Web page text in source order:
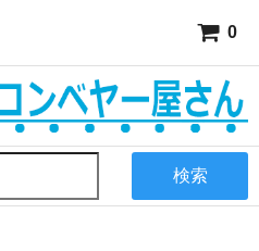
0
検索